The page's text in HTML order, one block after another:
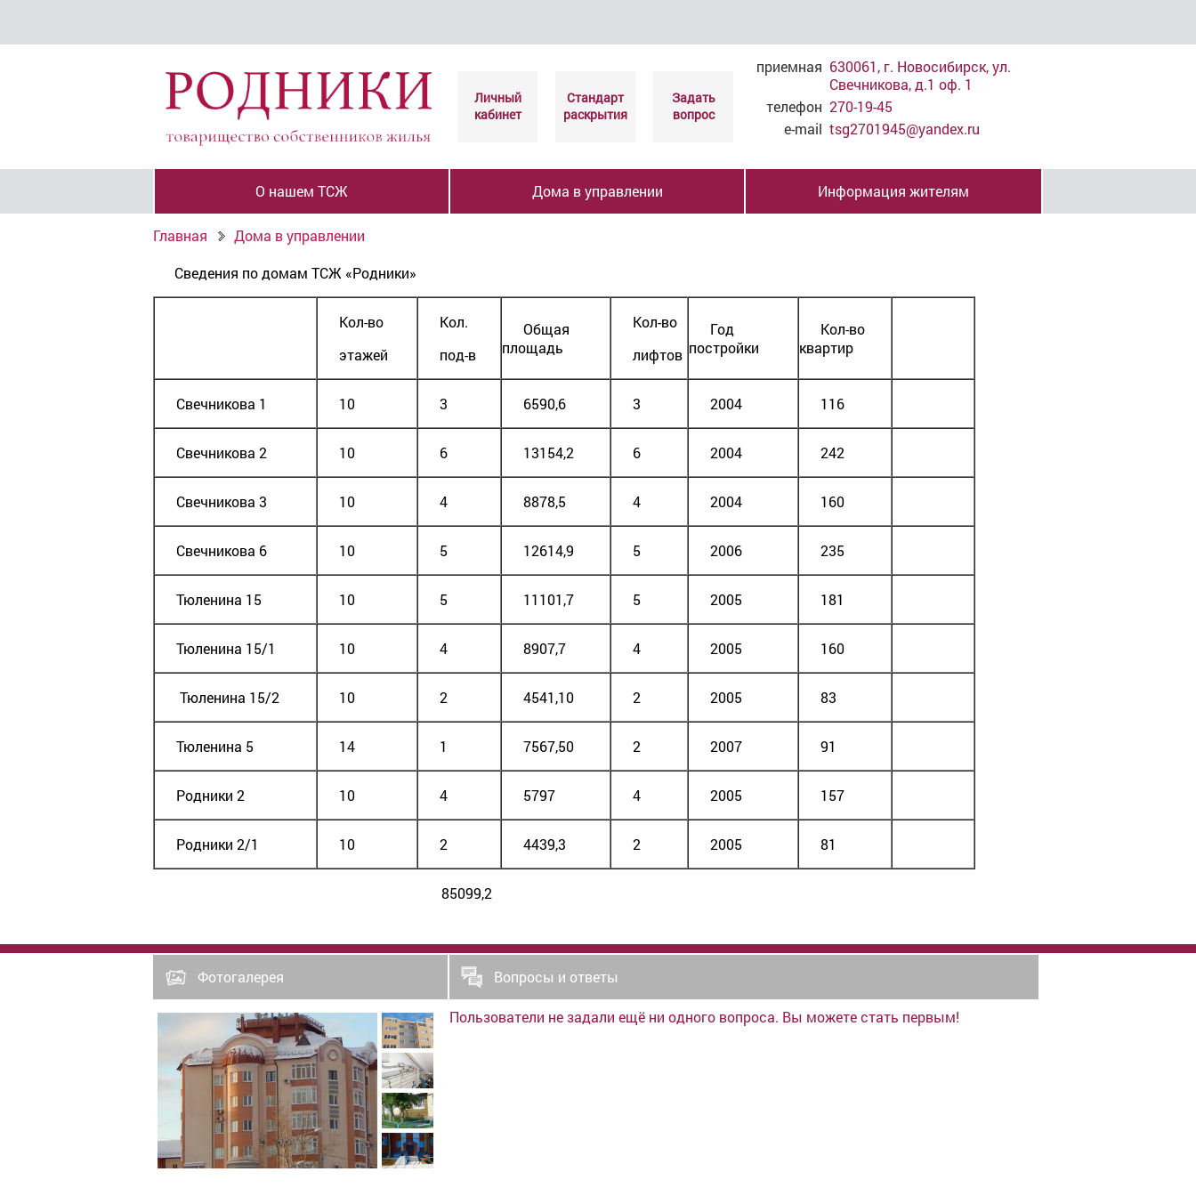
Задать
вопрос
Стандарт
раскрытия
Личный
кабинет
приемная 630061, г. Новосибирск, ул.
Свечникова, д.1 оф. 1
телефон 270-19-45
e-mail tsg2701945@yandex.ru
О нашем ТСЖ Дома в управлении Информация жителям
Главная
Дома в управлении
Сведения по домам ТСЖ «Родники»
Кол-во
этажей
Кол.
под-в
Общая
площадь
Кол-во
лифтов
Год
постройки
Кол-во
квартир
Свечникова 1 10 3 6590,6 3 2004 116
Свечникова 2 10 6 13154,2 6 2004 242
Свечникова 3 10 4 8878,5 4 2004 160
Свечникова 6 10 5 12614,9 5 2006 235
Тюленина 15 10 5 11101,7 5 2005 181
Тюленина 15/1 10 4 8907,7 4 2005 160
Тюленина 15/2 10 2 4541,10 2 2005 83
Тюленина 5 14 1 7567,50 2 2007 91
Родники 2 10 4 5797 4 2005 157
Родники 2/1 10 2 4439,3 2 2005 81
85099,2
Фотогалерея Вопросы и ответы
Пользователи не задали ещё ни одного вопроса. Вы можете стать первым!